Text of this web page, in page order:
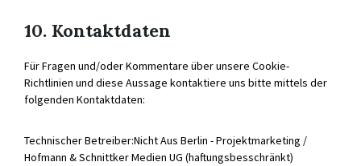
10. Kontaktdaten
Für Fragen und/oder Kommentare über unsere Cookie-
Richtlinien und diese Aussage kontaktiere uns bitte mittels der
folgenden Kontaktdaten:
Technischer Betreiber:Nicht Aus Berlin - Projektmarketing /
Hofmann & Schnittker Medien UG (haftungsbesschränkt)